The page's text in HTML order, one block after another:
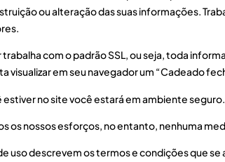
ou alteração das suas informações.
trabalha com o padrão SSL, ou seja, toda
visualizar em seu navegador um “Cadeado
estiver no site você estará em ambiente seguro.
os nossos esforços, no entanto, nenhuma
uso descrevem os termos e condições que